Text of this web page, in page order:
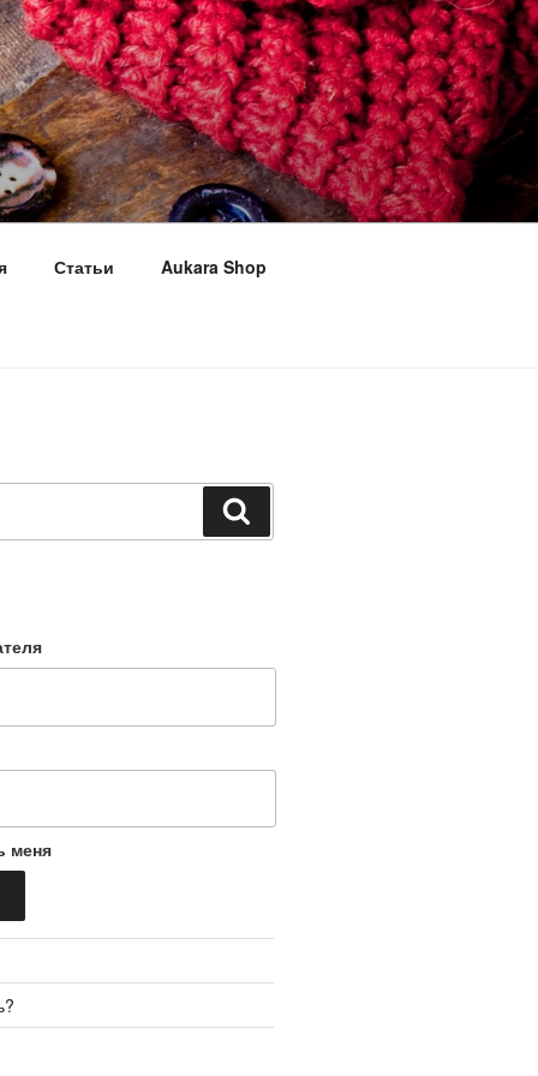
Статьи Aukara Shop
меня